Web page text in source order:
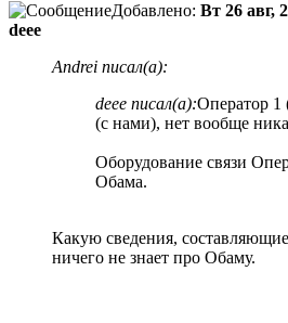
Добавлено: Вт 26 авг,
deee
Andrei писал(а):
deee писал(а):Оператор 1
(с нами), нет вообще
Оборудование связи
Обама.
Какую сведения,
ничего не знает про Обаму.